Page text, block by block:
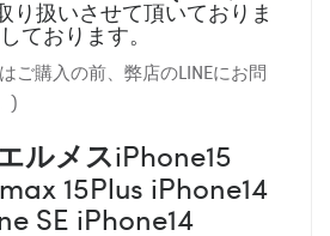
り扱いさせて頂いておりま
ております。
ご購入の前、弊店のLINEにお問
)
ルメスiPhone15
15Plus iPhone14
SE iPhone14